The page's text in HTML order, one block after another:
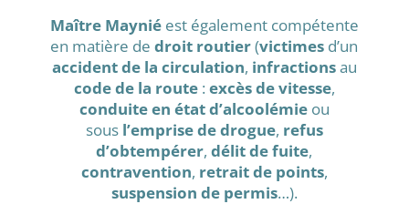
Maître Mayniéest également compétente
en matière dedroit routier(victimes d’un
accident de la circulation, infractionsau
code de la route: excès de vitesse,
conduite en état d’alcoolémie ou
sous l’emprise de drogue, refus
d’obtempérer,délit de fuite,
contravention, retrait de points,
suspension de permis…).